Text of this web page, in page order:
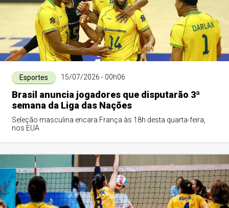
Esportes 15/07/2026 - 00h06
Brasil anuncia jogadores que disputarão 3ª
semana da Liga das Nações
Seleção masculina encara França às 18h desta quarta-feira,
nos EUA